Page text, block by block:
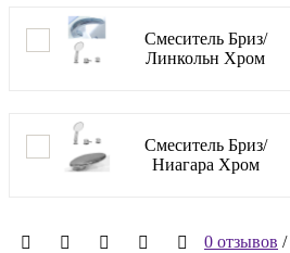
Смеситель Бриз/
Линкольн Хром
Смеситель Бриз/
Ниагара Хром
0 отзывов /